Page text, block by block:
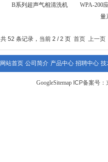
B系列超声气相清洗机
WPA-200
量
共 52 条记录，当前 2 / 2 页 首页 上一页
网站首页 公司简介 产品中心 招聘中心 技
GoogleSitemap ICP备案号：